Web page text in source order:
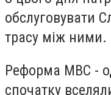
обслуговувати
трасу між ними.
Реформа МВС -
спочатку